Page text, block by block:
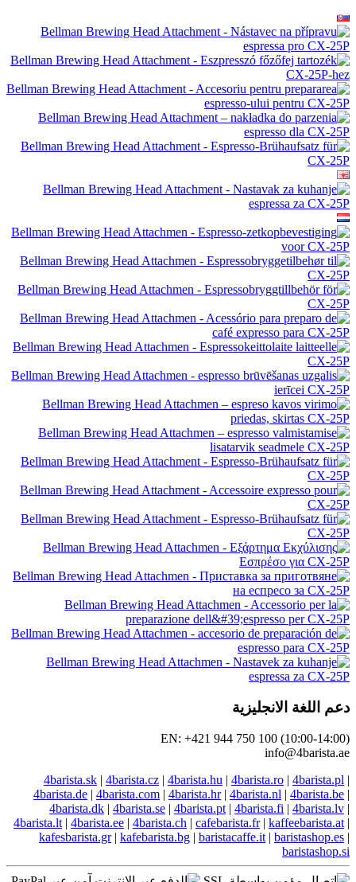
دعم اللغة الانجليزية
EN: +421 944 750 100 (10:00-14:00)
info@4barista.ae
4barista.sk | 4barista.cz | 4barista.hu | 4barista.ro | 4barista.pl |
4barista.de | 4barista.com | 4barista.hr| 4barista.nl | 4barista.be |
4barista.dk | 4barista.se | 4barista.pt | 4barista.fi | 4barista.lv |
4barista.lt | 4barista.ee | 4barista.ch | cafebarista.fr| kaffeebarista.at |
kafesbarista.gr| kafebarista.bg | baristacaffe.it | baristashop.es |
baristashop.si